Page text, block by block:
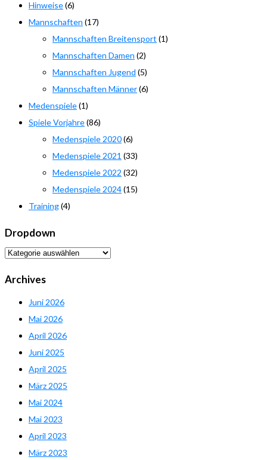
Hinweise(6)
Mannschaften (17)
Mannschaften Breitensport (1)
Mannschaften Damen (2)
Mannschaften Jugend (5)
Mannschaften Männer(6)
Medenspiele(1)
Spiele Vorjahre(86)
Medenspiele 2020(6)
Medenspiele 2021 (33)
Medenspiele 2022 (32)
Medenspiele 2024(15)
Training(4)
Dropdown
Dropdown
Archives
Juni 2026
Mai 2026
April 2026
Juni 2025
April 2025
März 2025
Mai 2024
Mai 2023
April 2023
März 2023